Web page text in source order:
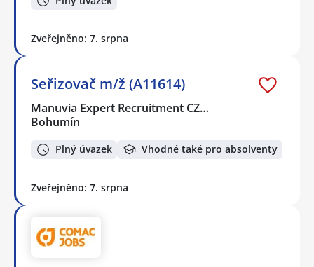
Zveřejněno: 7. srpna
Seřizovač m/ž (A11614)
Manuvia Expert Recruitment CZ…
Bohumín
Plný úvazek Vhodné také pro absolventy
Zveřejněno: 7. srpna